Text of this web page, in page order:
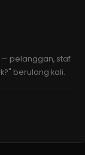
pelanggan, staf
berulang kali.